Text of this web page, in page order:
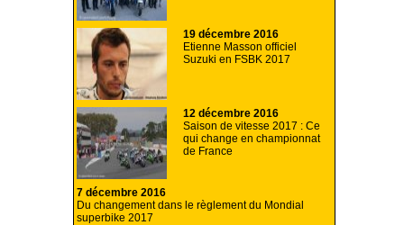
19 décembre 2016
Etienne Masson officiel
Suzuki en FSBK 2017
12 décembre 2016
Saison de vitesse 2017 : Ce
qui change en championnat
de France
7 décembre 2016
Du changement dans le règlement du Mondial
superbike 2017